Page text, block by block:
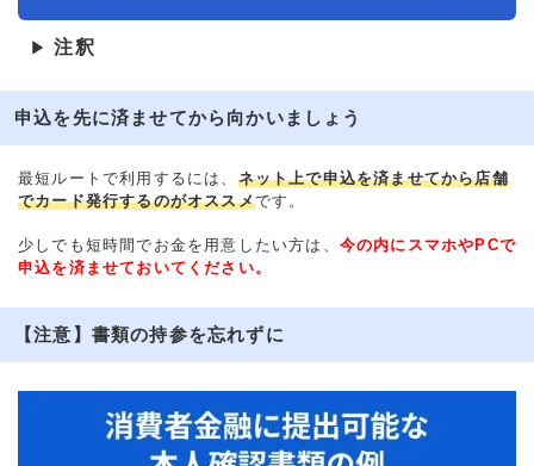
▶ 注釈
申込を先に済ませてから向かいましょう
最短ルートで利用するには、 ネット上で申込を済ませてから店舗
でカード発行するのがオススメです。
少しでも短時間でお金を用意したい方は、 今の内にスマホやPCで
申込を済ませておいてください。
【注意】書類の持参を忘れずに